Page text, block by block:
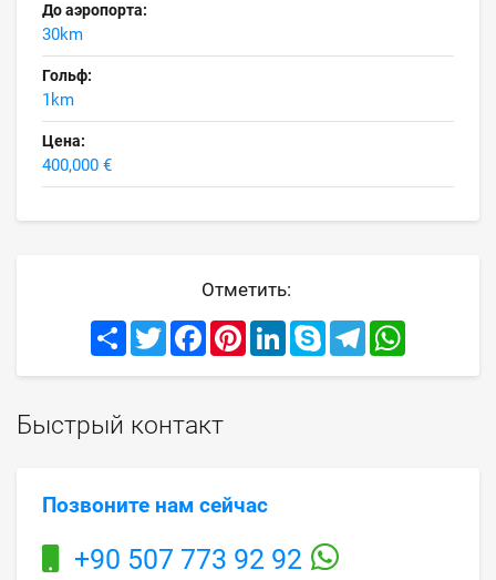
До аэропорта:
30km
Гольф:
1km
Цена:
400,000 €
Отметить:
Share TwitterFacebookPinterestLinkedInSkype Telegram
Быстрый контакт
Позвоните нам сейчас
+90 507 773 92 92